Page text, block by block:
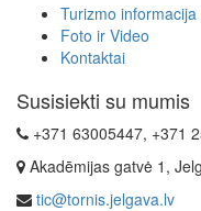
Turizmo informacija
Foto ir Video
Kontaktai
Susisiekti su mumis
+371 63005447, +371
Akadēmijas gatvė 1,
tic@tornis.jelgava.lv